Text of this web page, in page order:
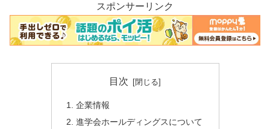
スポンサーリンク
目次
企業情報
進学会ホールディングスについて